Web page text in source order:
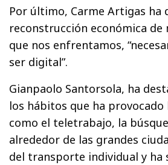
Por último, Carme Artigas ha
reconstrucción económica de
que nos enfrentamos,
ser digital”.
Gianpaolo Santorsola, ha
los hábitos que ha provocado
como el teletrabajo, la
alrededor de las grandes
del transporte individual y ha